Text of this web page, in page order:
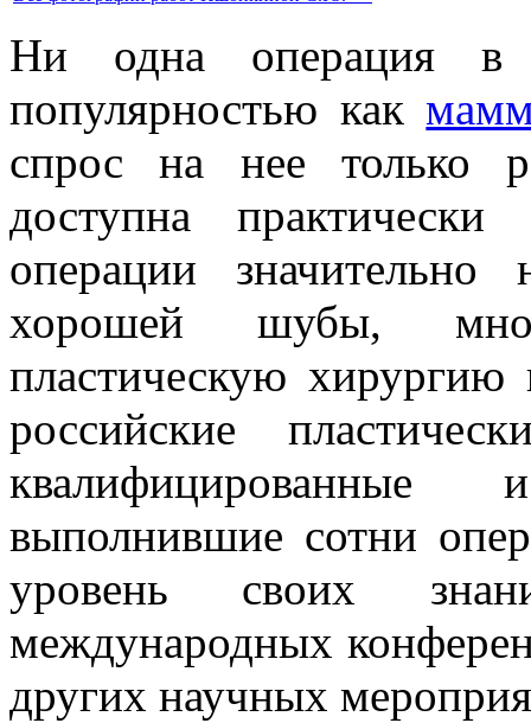
Ни одна операция в
популярностью как
спрос на нее только
доступна
операции
хорошей шубы,
пластическую хирургию
российские
выполнившие сотни
уровень своих
международных
других научных